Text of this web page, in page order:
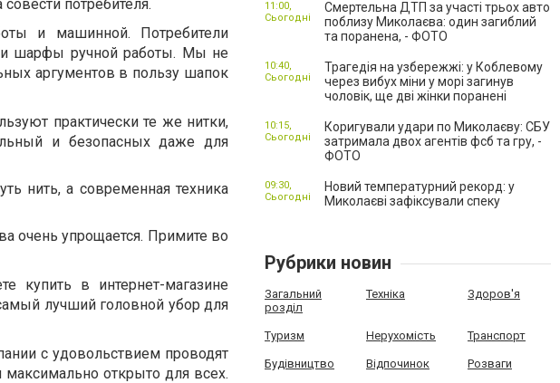
потребителя.
и машинной. Потребители
шарфы ручной работы. Мы не
аргументов в пользу шапок
практически те же нитки,
и безопасных даже для
нить, а современная техника
очень упрощается. Примите во
купить в интернет-магазине
лучший головной убор для
с удовольствием проводят
максимально открыто для всех.
Смертельна ДТП за участі трьох авто
поблизу Миколаєва: один загиблий
та поранена, - ФОТО
11:00,
Сьогодні
Трагедія на узбережжі: у Коблевому
через вибух міни у морі загинув
чоловік, ще дві жінки поранені
10:40,
Сьогодні
Коригували удари по Миколаєву: СБУ
затримала двох агентів фсб та гру, -
ФОТО
10:15,
Сьогодні
Новий температурний рекорд: у
Миколаєві зафіксували спеку
09:30,
Сьогодні
Рубрики новин
Загальний
розділ
Техніка Здоров'я
Туризм Нерухомість Транспорт
Будівництво Відпочинок Розваги